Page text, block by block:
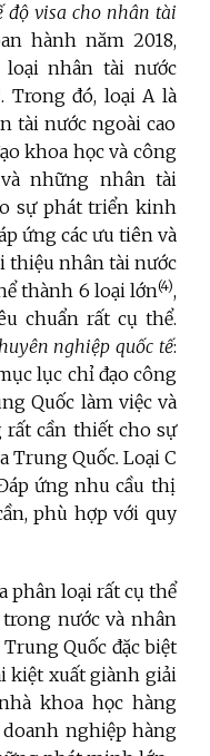
độ visa cho nhân tài
hành năm 2018,
nhân tài nước
. Trong đó, loại A là
tài nước ngoài cao
khoa học và công
những nhân tài
sự phát triển kinh
ứng các ưu tiên và
thiệu nhân tài nước
thành 6 loại lớn(4),
chuẩn rất cụ thể.
nghiệp quốc tế:
lục chỉ đạo công
Quốc làm việc và
rất cần thiết cho sự
Trung Quốc. Loại C
ứng nhu cầu thị
phù hợp với quy
phân loại rất cụ thể
nước và nhân
Quốc đặc biệt
kiệt xuất giành giải
khoa học hàng
doanh nghiệp hàng